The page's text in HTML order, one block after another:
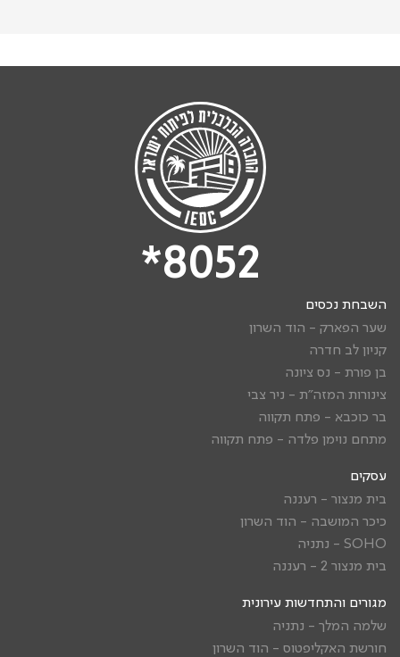
8052*
השבחת נכסים
שער הפארק - הוד השרון
קניון לב חדרה
בן פורת - נס ציונה
צינורות המזה"ת - ניר צבי
בר כוכבא - פתח תקווה
מתחם נוימן פלדה - פתח תקווה
עסקים
בית מנצור - רעננה
כיכר המושבה - הוד השרון
SOHO - נתניה
בית מנצור 2 - רעננה
מגורים והתחדשות עירונית
שלמה המלך - נתניה
חורשת האקליפטוס - הוד השרון